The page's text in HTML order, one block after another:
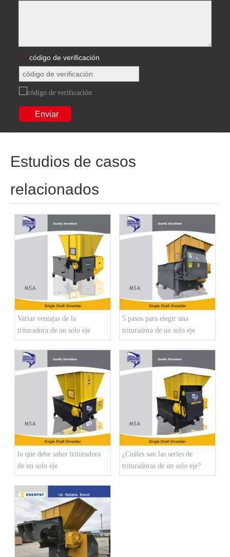
* código de verificación
Enviar
Estudios de casos
relacionados
Varias ventajas de la
trituradora de un solo eje
5 pasos para elegir una
trituradora de un solo eje
lo que debe saber trituradora
de un solo eje
¿Cuáles son las series de
trituradoras de un solo eje?